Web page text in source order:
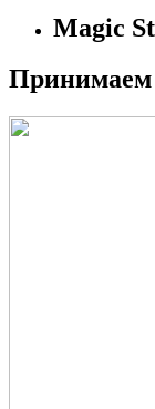
Magic
Принимаем